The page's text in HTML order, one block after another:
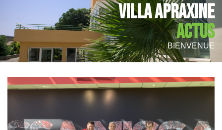
VILLA APRAXINE
ACTUS
BIENVENUE